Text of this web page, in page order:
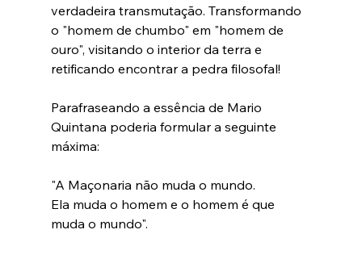
verdadeira transmutação. Transformando
o "homem de chumbo" em "homem de
ouro", visitando o interior da terra e
retificando encontrar a pedra filosofal!
Parafraseando a essência de Mario
Quintana poderia formular a seguinte
máxima:
"A Maçonaria não muda o mundo.
Ela muda o homem e o homem é que
muda o mundo".